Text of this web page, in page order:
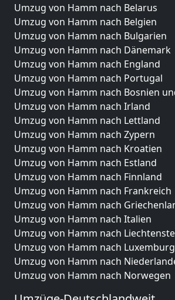
Umzug von Hamm nach Belarus
Umzug von Hamm nach Belgien
Umzug von Hamm nach Bulgarien
Umzug von Hamm nach Dänemark
Umzug von Hamm nach England
Umzug von Hamm nach Portugal
Umzug von Hamm nach Bosnien
Umzug von Hamm nach Irland
Umzug von Hamm nach Lettland
Umzug von Hamm nach Zypern
Umzug von Hamm nach Kroatien
Umzug von Hamm nach Estland
Umzug von Hamm nach Finnland
Umzug von Hamm nach Frankreich
Umzug von Hamm nach
Umzug von Hamm nach Italien
Umzug von Hamm nach
Umzug von Hamm nach Luxemburg
Umzug von Hamm nach
Umzug von Hamm nach Norwegen